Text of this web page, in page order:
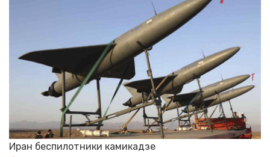
Иран беспилотники камикадзе